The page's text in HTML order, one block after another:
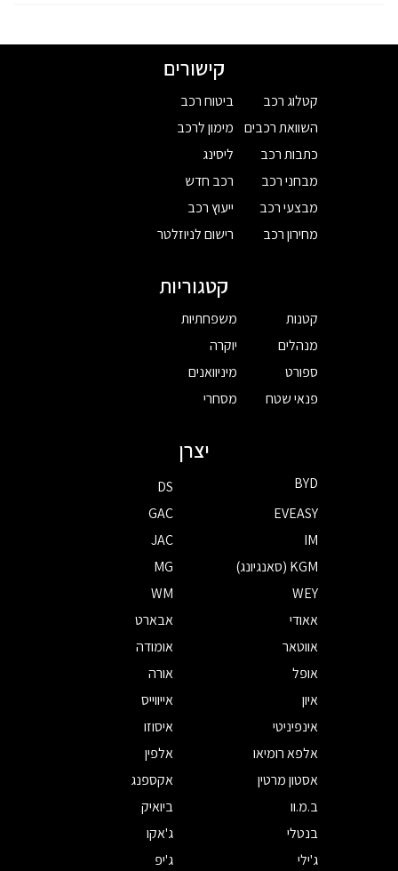
קישורים
קטלוג רכב
השוואת רכבים
כתבות רכב
מבחני רכב
מבצעי רכב
מחירון רכב
ביטוח רכב
מימון לרכב
ליסינג
רכב חדש
ייעוץ רכב
רישום לניוזלטר
קטגוריות
קטנות
מנהלים
ספורט
פנאי שטח
משפחתיות
יוקרה
מיניוואנים
מסחרי
יצרן
BYD
DS
EVEASY
GAC
IM
JAC
KGM (סאנגיונג)
MG
WEY
WM
אאודי
אבארט
אווטאר
אומודה
אופל
אורה
איון
אייווייס
אינפיניטי
איסוזו
אלפא רומיאו
אלפין
אסטון מרטין
אקספנג
ב.מ.וו
ביואיק
בנטלי
ג'אקו
ג'ילי
ג'יפ